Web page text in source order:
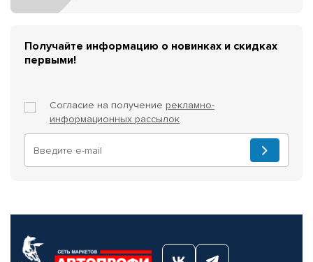
Получайте информацию о новинках и скидках
первыми!
Согласие на получение рекламно-
информационных рассылок